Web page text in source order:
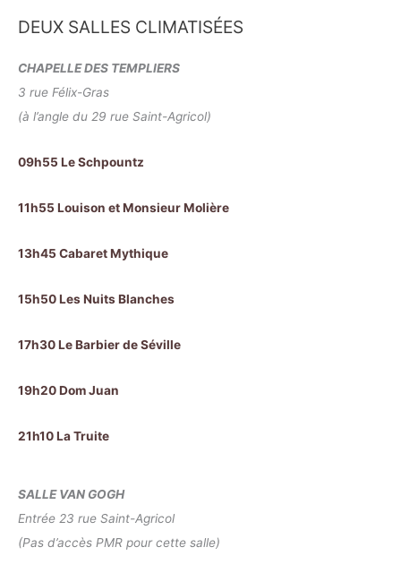
DEUX SALLES CLIMATISÉES
CHAPELLE DES TEMPLIERS
3 rue Félix-Gras
(à l’angle du 29 rue Saint-Agricol)
09h55 Le Schpountz
11h55 Louison et Monsieur Molière
13h45 Cabaret Mythique
15h50 Les Nuits Blanches
17h30 Le Barbier de Séville
19h20 Dom Juan
21h10 La Truite
SALLE VAN GOGH
Entrée 23 rue Saint-Agricol
(Pas d’accès PMR pour cette salle)